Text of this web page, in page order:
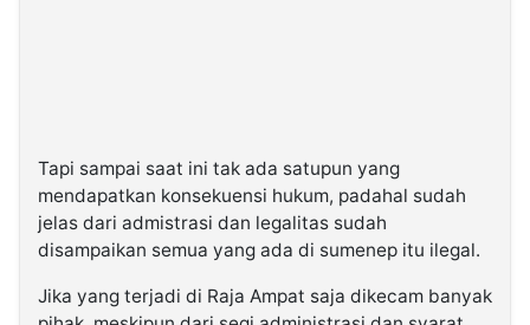
Tapi sampai saat ini tak ada satupun yang
mendapatkan konsekuensi hukum, padahal sudah
jelas dari admistrasi dan legalitas sudah
disampaikan semua yang ada di sumenep itu ilegal.
Jika yang terjadi di Raja Ampat saja dikecam banyak